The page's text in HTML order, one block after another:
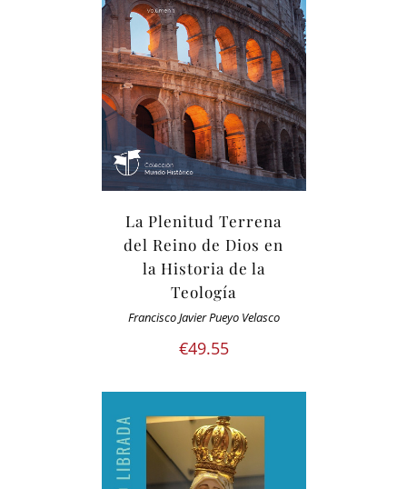
La Plenitud Terrena
del Reino de Dios en
la Historia de la
Teología
Francisco Javier Pueyo Velasco
€49.55